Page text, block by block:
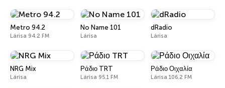
Metro 94.2
Lárisa 94.2 FM
No Name 101
Lárisa
dRadio
Lárisa
NRG Mix
Lárisa
Ράδιο TRT
Lárisa 95.1 FM
Ράδιο Οιχαλία
Lárisa 106.2 FM